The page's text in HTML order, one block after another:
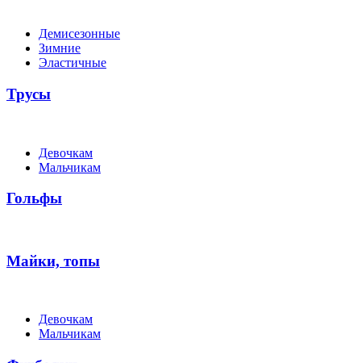
Демисезонные
Зимние
Эластичные
Трусы
Девочкам
Мальчикам
Гольфы
Майки, топы
Девочкам
Мальчикам